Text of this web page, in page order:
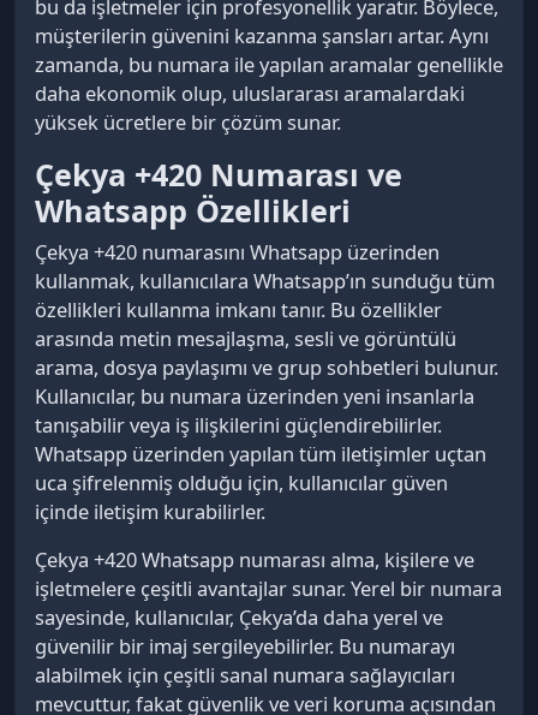
bu da işletmeler için profesyonellik yaratır. Böylece,
müşterilerin güvenini kazanma şansları artar. Aynı
zamanda, bu numara ile yapılan aramalar genellikle
daha ekonomik olup, uluslararası aramalardaki
yüksek ücretlere bir çözüm sunar.
Çekya +420 Numarası ve
Whatsapp Özellikleri
Çekya +420 numarasını Whatsapp üzerinden
kullanmak, kullanıcılara Whatsapp’ın sunduğu tüm
özellikleri kullanma imkanı tanır. Bu özellikler
arasında metin mesajlaşma, sesli ve görüntülü
arama, dosya paylaşımı ve grup sohbetleri bulunur.
Kullanıcılar, bu numara üzerinden yeni insanlarla
tanışabilir veya iş ilişkilerini güçlendirebilirler.
Whatsapp üzerinden yapılan tüm iletişimler uçtan
uca şifrelenmiş olduğu için, kullanıcılar güven
içinde iletişim kurabilirler.
Çekya +420 Whatsapp numarası alma, kişilere ve
işletmelere çeşitli avantajlar sunar. Yerel bir numara
sayesinde, kullanıcılar, Çekya’da daha yerel ve
güvenilir bir imaj sergileyebilirler. Bu numarayı
alabilmek için çeşitli sanal numara sağlayıcıları
mevcuttur, fakat güvenlik ve veri koruma açısından